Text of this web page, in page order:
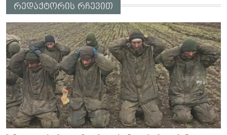
რედაქტორის რჩევით